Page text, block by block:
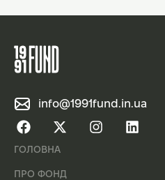
info@1991fund.in.ua
ГОЛОВНА
ПРО ФОНД